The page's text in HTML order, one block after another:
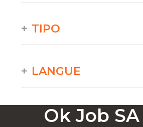
TIPO
LANGUE
Ok Job SA